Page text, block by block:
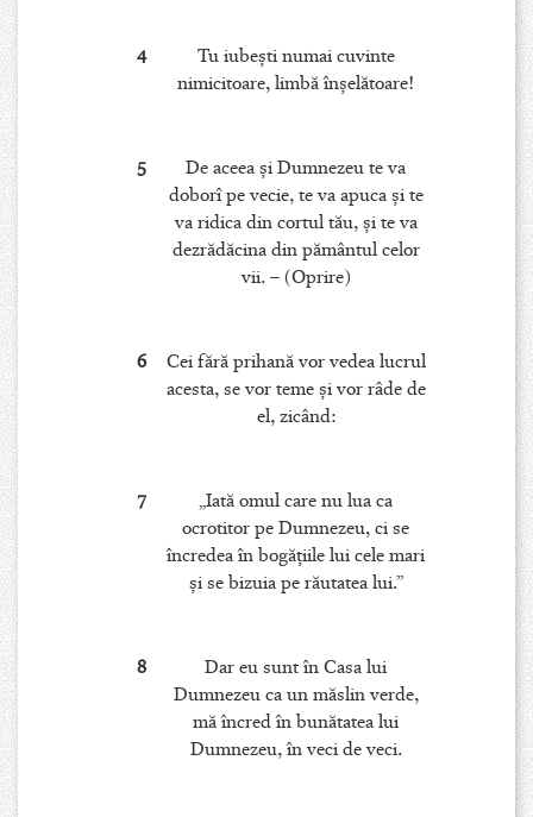
4
Tu iubeşti numai cuvinte
nimicitoare, limbă înşelătoare!
5
De aceea şi Dumnezeu te va
doborî pe vecie, te va apuca şi te
va ridica din cortul tău, şi te va
dezrădăcina din pământul celor
vii. – (Oprire)
6
Cei fără prihană vor vedea lucrul
acesta, se vor teme şi vor râde de
el, zicând:
7
„Iată omul care nu lua ca
ocrotitor pe Dumnezeu, ci se
încredea în bogăţiile lui cele mari
şi se bizuia pe răutatea lui.”
8
Dar eu sunt în Casa lui
Dumnezeu ca un măslin verde,
mă încred în bunătatea lui
Dumnezeu, în veci de veci.